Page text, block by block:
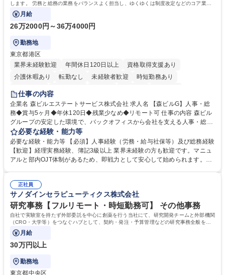
します。 労務と総務の業務をバランスよく担当し、ゆくゆくは制度改定などのコア業務
にも挑戦できる、やりがいある環境です。
月給
26万2000円～36万4000円
勤務地
東京都港区
業界未経験歓迎
年間休日120日以上
資格取得支援あり
介護休暇あり
転勤なし 未経験者歓迎
時短勤務あり
経験者歓迎
完全週休2日制
交通費支給 長期歓迎 駅近5分以内 土日祝休み
仕事の内容
企業名 森ビルエステートサービス株式会社 求人名 【森ビルG】人事・総
務◆賞与5ヶ月◆年休120日◆残業少なめ◆リモート可 仕事の内容 森ビル
グループの安定した環境で、バックオフィスから会社を支える人事・総務
をお任せします。 労務と総務の業務をバランスよく担当し、ゆくゆくは制
度改定などのコア業務にも挑戦できる、やりがいある環境です。 ■勤怠管
理、給与計算、社会保険手続き、年末調整等の労務管理全般 ■入退社手続
き、社内規定の改定や人事制度改定などのコア業務 ■社内イベントの企画
でも質問・相談できる環境が整っているため、安心して成長できます。 募
集職種 【森ビルG】人事・総務◆賞与5ヶ月◆年休120日◆残業少なめ◆
リモート可
必要な経験・能力等
必要な経験・能力等 【必須】人事経験（労務・給与社保等）及び総務経験
【歓迎】経理実務経験、簿記3級以上 業界未経験の方も歓迎です。マニュ
アルと部内OJT体制があるため、即戦力として安心して始められます。
務に挑戦できるため、自身の成長と組織への貢献度をダイレクトに実感で
きます。 残業少なめ、週1日リモート可など、ワークライフバランスを保
ち長期活躍できる環境です。 「これまでの幅広い経験を活かし、長期的な
キャリアを築きたい」という前向きな意欲と挑戦を全力で応援します。 学
歴・資格 学歴：大学院 大学 高専 短大 専修学校 高校 語学力： 資格：日商
簿記検定1級 日商簿記検定2級 日商簿記検定3級
正社員
サノダインセラピューティクス株式会社
研究事務【フルリモート・時短勤務可】 その他事務
自社で実験室を持たず外部委託を中心に創薬を行う当社にて、研究開発チームと外部機関
（CRO・大学等）をつなぐハブとして、契約・発注・予算管理などの研究事務全般をお
任せします。
月給
30万円以上
勤務地
東京都中央区